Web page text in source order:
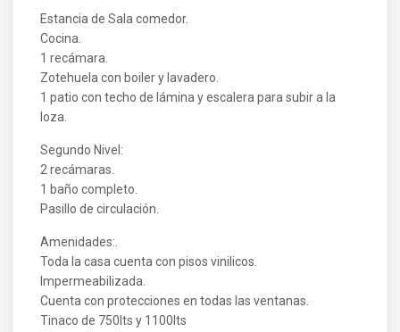
Estancia de Sala comedor.
Cocina.
1 recámara.
Zotehuela con boiler y lavadero.
1 patio con techo de lámina y escalera para subir a la
loza.
Segundo Nivel:
2 recámaras.
1 baño completo.
Pasillo de circulación.
Amenidades:.
Toda la casa cuenta con pisos vinilicos.
Impermeabilizada.
Cuenta con protecciones en todas las ventanas.
Tinaco de 750lts y 1100lts